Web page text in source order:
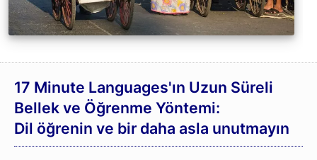
17 Minute Languages'ın Uzun Süreli
Bellek ve Öğrenme Yöntemi:
Dil öğrenin ve bir daha asla unutmayın